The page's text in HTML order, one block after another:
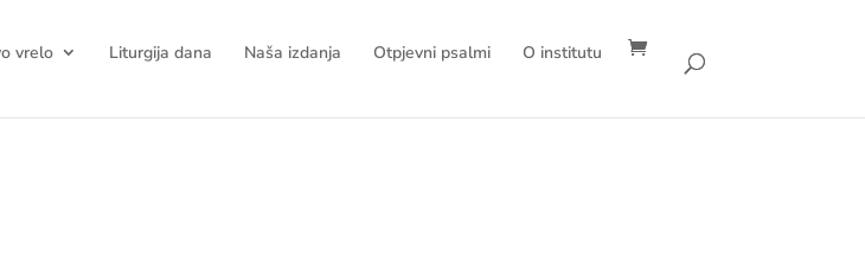
vrelo Liturgija dana Naša izdanja Otpjevni psalmi O institutu